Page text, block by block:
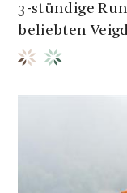
3-stündige
beliebten